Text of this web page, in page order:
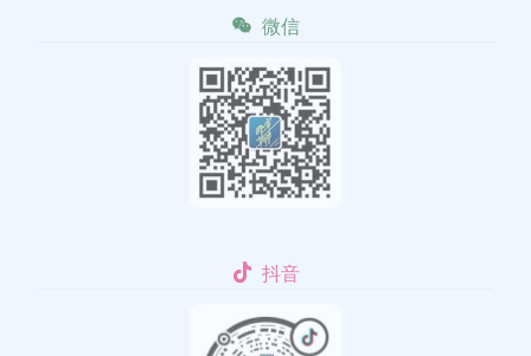
微信
抖音